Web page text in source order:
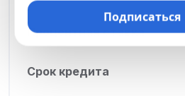
Процентная ставка
Срок кредита
Подписаться